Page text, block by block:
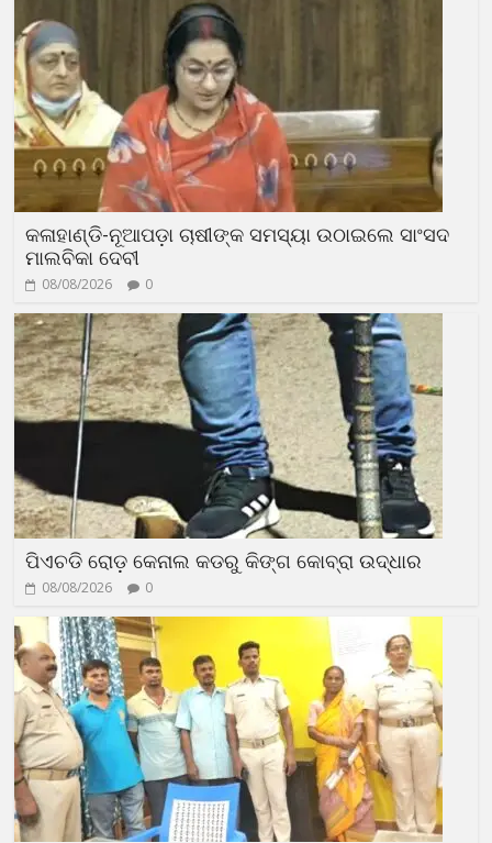
କଳାହାଣ୍ଡି-ନୂଆପଡ଼ା ଚାଷୀଙ୍କ ସମସ୍ୟା ଉଠାଇଲେ ସାଂସଦ
ମାଲବିକା ଦେବୀ
08/08/2026 0
ପିଏଚଡି ରୋଡ଼ କେନାଲ କଡରୁ କିଙ୍ଗ କୋବ୍ରା ଉଦ୍ଧାର
08/08/2026 0